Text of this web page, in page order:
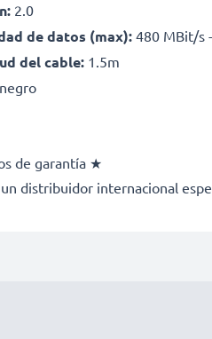
2.0
de datos (max):480 MBit/s
del cable: 1.5m
negro
de garantía ★
distribuidor internacional